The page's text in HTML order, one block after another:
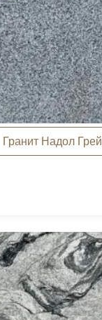
Гранит Надол Грей